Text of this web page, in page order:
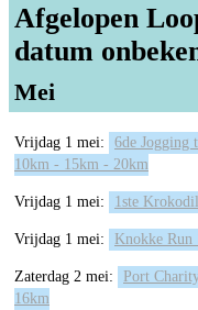
Afgelopen
datum
Mei
Vrijdag 1 mei:
6de Jogging
10km - 15km - 20km
Vrijdag 1 mei: 1ste
Vrijdag 1 mei: Knokke
Zaterdag 2 mei:
Port
16km